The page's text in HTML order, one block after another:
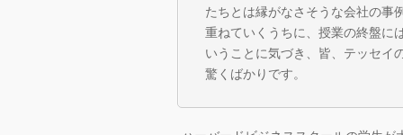
たちとは縁がなさそうな会社の事
重ねていくうちに、授業の終盤に
いうことに気づき、皆、テッセイ
驚くばかりです。